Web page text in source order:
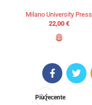
Milano University Press
22,00 €
Più recente